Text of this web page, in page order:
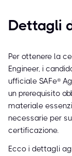
Dettagli
Per ottenere la
Engineer, i
ufficiale SAFe®
un prerequisito
materiale
necessarie per
certificazione.
Ecco i dettagli